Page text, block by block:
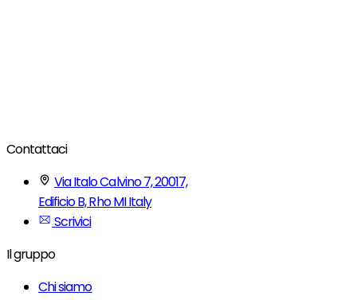
Contattaci
Via Italo Calvino 7, 20017,
Edificio B, Rho MI Italy
Scrivici
Il gruppo
Chi siamo